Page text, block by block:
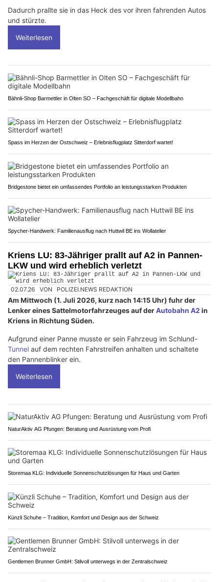
Dadurch prallte sie in das Heck des vor ihren fahrenden Autos
und stürzte.
Weiterlesen
Bähnli-Shop Barmettler in Olten SO – Fachgeschäft für digitale Modellbahn
Spass im Herzen der Ostschweiz – Erlebnisflugplatz Sitterdorf wartet!
Bridgestone bietet ein umfassendes Portfolio an leistungsstarken Produkten
Spycher-Handwerk: Familienausflug nach Huttwil BE ins Wollatelier
Kriens LU: 83-Jähriger prallt auf A2 in Pannen-
LKW und wird erheblich verletzt
02.07.26 VON POLIZEI.NEWS REDAKTION
Am Mittwoch (1. Juli 2026, kurz nach 14:15 Uhr) fuhr der
Lenker eines Sattelmotorfahrzeuges auf derAutobahn A2 in
Kriens in Richtung Süden.
Aufgrund einer Panne musste er sein Fahrzeug im Schlund-
Tunnel auf dem rechten Fahrstreifen anhalten und schaltete
den Pannenblinker ein.
Weiterlesen
NaturAktiv AG Pfungen: Beratung und Ausrüstung vom Profi
Storemaa KLG: Individuelle Sonnenschutzlösungen für Haus und Garten
Künzli Schuhe – Tradition, Komfort und Design aus der Schweiz
Gentlemen Brunner GmbH: Stilvoll unterwegs in der Zentralschweiz